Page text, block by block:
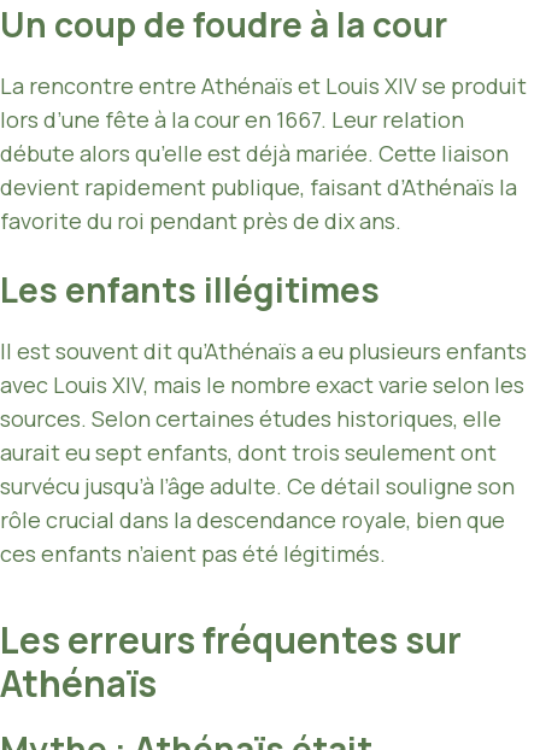
Un coup de foudre à la cour
La rencontre entre Athénaïs et Louis XIV se produit
lors d’une fête à la cour en 1667. Leur relation
débute alors qu’elle est déjà mariée. Cette liaison
devient rapidement publique, faisant d’Athénaïs la
favorite du roi pendant près de dix ans.
Les enfants illégitimes
Il est souvent dit qu’Athénaïs a eu plusieurs enfants
avec Louis XIV, mais le nombre exact varie selon les
sources. Selon certaines études historiques, elle
aurait eu sept enfants, dont trois seulement ont
survécu jusqu’à l’âge adulte. Ce détail souligne son
rôle crucial dans la descendance royale, bien que
ces enfants n’aient pas été légitimés.
Les erreurs fréquentes sur
Athénaïs